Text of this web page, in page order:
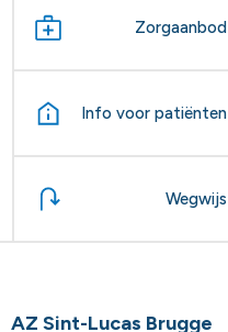
Zorgaanbod
Info voor patiënten
Wegwijs
AZ Sint-Lucas Brugge